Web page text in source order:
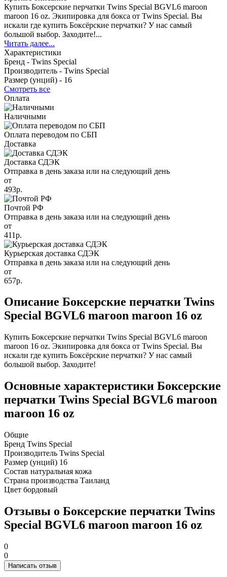
Купить Боксерские перчатки Twins Special BGVL6 maroon
maroon 16 oz. Экипировка для бокса от Twins Special. Вы
искали где купить Боксёрские перчатки? У нас самый
большой выбор. Заходите!...
Читать далее...
Характеристики
Бренд - Twins Special
Производитель - Twins Special
Размер (унций) - 16
Смотреть все
Оплата
Наличными
Оплата переводом по СБП
Доставка
Доставка СДЭК
Отправка в день заказа или на следующий день
от
493р.
Почтой РФ
Отправка в день заказа или на следующий день
от
411р.
Курьерская доставка СДЭК
Отправка в день заказа или на следующий день
от
657р.
Описание Боксерские перчатки Twins
Special BGVL6 maroon maroon 16 oz
Купить Боксерские перчатки Twins Special BGVL6 maroon
maroon 16 oz. Экипировка для бокса от Twins Special. Вы
искали где купить Боксёрские перчатки? У нас самый
большой выбор. Заходите!
Основные характеристики Боксерские
перчатки Twins Special BGVL6 maroon
maroon 16 oz
Общие
Бренд Twins Special
Производитель Twins Special
Размер (унций) 16
Состав натуральная кожа
Страна производства Таиланд
Цвет бордовый
Отзывы о Боксерские перчатки Twins
Special BGVL6 maroon maroon 16 oz
0
0
Написать отзыв